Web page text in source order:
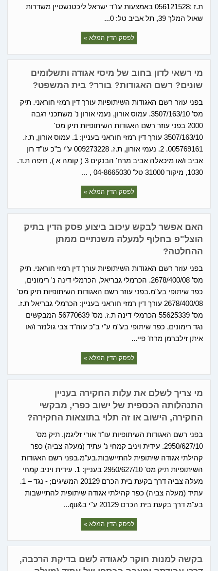
ת.ז :056121528 באמצעות עו"ד ישראל ליכטנשטיין משדרות
שאול המלך 39, תל אביב טל: 0...
לפסק הדין המלא »
מי רשאי לדון בחוב של מיסי אגודה ותשלומים
שונים? רשם האגודות? בורר? בית המשפט?
בפני עוזר רשם האגודות השיתופיות עורך דין רמזי חוראני. תיק
מס' 3507/163/10. עמוס אורון, נעמי אורון נ' משתכני רגבה
2000 בפני עוזר רשם האגודות השיתופיות תיק מס'
3507/163/10 עורך דין רמזי חוראני בעניין: 1. עמוס אורון, ת.ז.
005769161. 2. נעמי אורון, ת.ז. 009273228 ע"י ב"כ עו"ד רון
אביב ו/או מיכאלה אביב מרח' הבנקים 3 ( קומה א ), חיפה ת.ד.
1030, מיקוד 31000 טל' 04-8665030 , ...
לפסק הדין המלא »
האם אפשר לבקש עיכוב ביצוע פסק הדין בתיק
הוצל"פ בחלוף למעלה משנתיים ממתן
ההחלטה?
בפני עוזר רשם האגודות השיתופיות עורך דין רמזי חוראני. תיק
מס' 2678/400/08. הכרמלי גבריאל, הכרמלי דינה נ' רימונים,
כפר שיתופי בע"מ.בפני עוזר רשם האגודות השיתופיות תיק מס'
2678/400/08 עורך דין רמזי חוראני בעניין: הכרמלי גבריאל ת.ז.
מס' 55625339 הכרמלי דינה ת.ז. מס' 56770639 המבקשים
נגד רימונים, כפר שיתופי בע"מ ע"י ב"כ עוה"ד צבי גולנזר ו/או
איתן זילברמן מרח' פיי...
לפסק הדין המלא »
מי צריך לשלם את עלות החקירה בעניין
התנהלותה הכספית של ישוב כפרי, מבקשי
החקירה, הישוב או זה תלוי בתוצאות החקירה?
בפני רשם האגודות השיתופיות עו"ד אורי זליגמן. תיק מס'
2950/627/10. עידית ויניב קמחי נ' עתיד (מעלה צביה) כפר
קהילתי אגודה שיתופית להתיישבות.בע"מ.בפני רשם האגודות
השיתופיות תיק מס' 2950/627/10 בעניין: 1. עידית ויניב קמחי
מעלה צביה דרך בקעת בית הכרם 20129 המשיגים; - נגד – 1.
עתיד (מעלה צביה) כפר קהילתי אגודה שיתופית להתיישבות
בע"מ דרך בקעת בית הכרם 20129 ע"י ב&qu...
לפסק הדין המלא »
בקשה למנות חוקר לאגודה לשם בדיקת הרכבה,